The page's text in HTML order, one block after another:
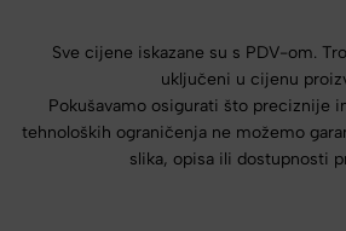
Sve cijene iskazane su s PDV-om.
uključeni u cijenu
Pokušavamo osigurati što preciznije
tehnoloških ograničenja ne možemo
slika, opisa ili dostupnosti